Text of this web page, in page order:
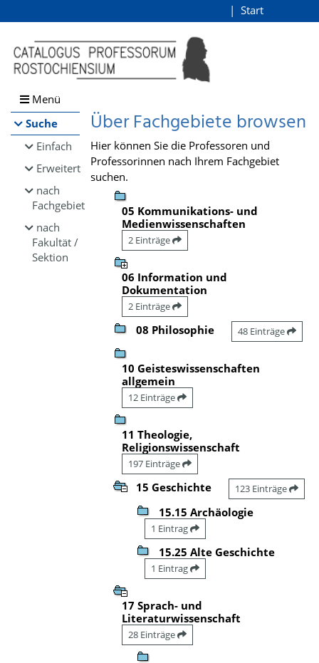
Browsen
direkt zum Inhalt
Start
Menü
Suche
Einfach
Erweitert
nach
Fachgebiet
nach
Fakultät /
Sektion
Über Fachgebiete browsen
Hier können Sie die Professoren und
Professorinnen nach Ihrem Fachgebiet
suchen.
05 Kommunikations- und
Medienwissenschaften
2 Einträge
06 Information und
Dokumentation
2 Einträge
08 Philosophie 48 Einträge
10 Geisteswissenschaften
allgemein
12 Einträge
11 Theologie,
Religionswissenschaft
197 Einträge
15 Geschichte 123 Einträge
15.15 Archäologie
1 Eintrag
15.25 Alte Geschichte
1 Eintrag
17 Sprach- und
Literaturwissenschaft
28 Einträge